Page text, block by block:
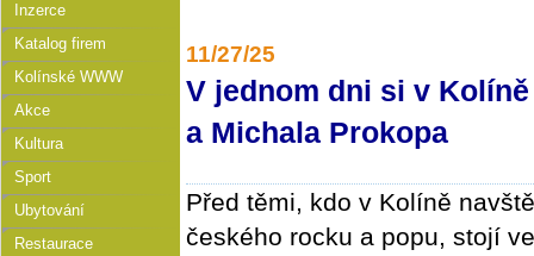
Inzerce
Katalog firem
Kolínské WWW
Akce
Kultura
Sport
Ubytování
Restaurace
11/27/25
V jednom dni si v
a Michala Prokopa
Před těmi, kdo v Kolíně
českého rocku a popu, stojí